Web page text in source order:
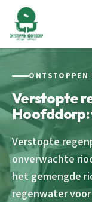
ONTSTOPPEN
Verstopte
Hoofddorp:
Verstopte
onverwachte
het gemengde
regenwater